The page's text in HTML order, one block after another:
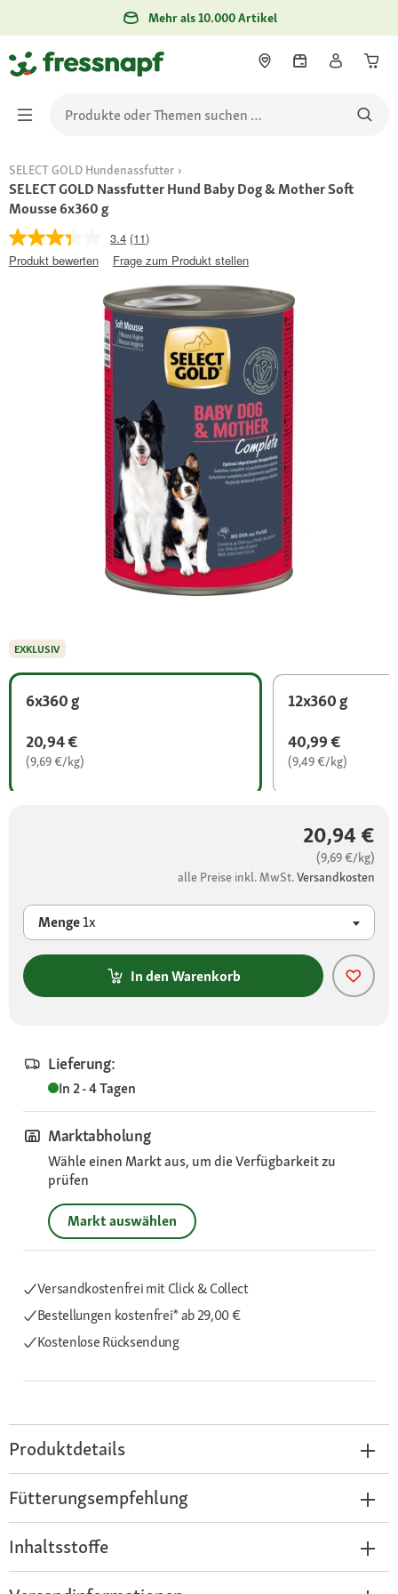
Mehr als 10.000 Artikel
SELECT GOLD Hundenassfutter
SELECT GOLD Nassfutter Hund Baby Dog & Mother Soft
Mousse 6x360 g
3.4 (11)
Produkt bewerten
Frage zum Produkt stellen
6x360 g
20,94 €
(9,69 €/kg)
12x360 g
40,99 €
(9,49 €/kg)
20,94 €
(9,69 €/kg)
alle Preise inkl. MwSt.Versandkosten
Menge1x
In den Warenkorb
Lieferung:
In 2 - 4 Tagen
Marktabholung
Wähle einen Markt aus, um die Verfügbarkeit zu
prüfen
Markt auswählen
Versandkostenfrei mit Click & Collect
Bestellungen kostenfrei*ab 29,00 €
Kostenlose Rücksendung
EXKLUSIV
Produktdetails
Fütterungsempfehlung
Inhaltsstoffe